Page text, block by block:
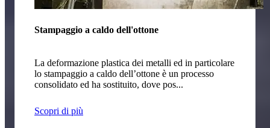
Stampaggio a caldo dell'ottone
La deformazione plastica dei metalli ed in particolare
lo stampaggio a caldo dell’ottone è un processo
consolidato ed ha sostituito, dove pos...
Scopri di più